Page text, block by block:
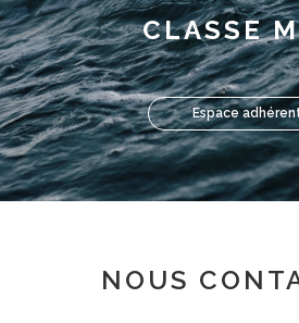
CLASSE
Espace
NOUS